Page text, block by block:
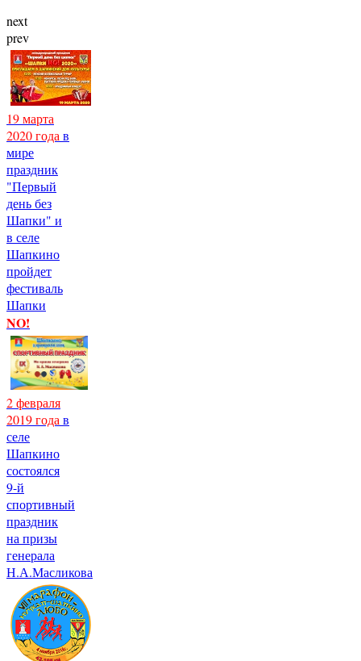
next
prev
19 марта
2020 года в
мире
праздник
"Первый
день без
Шапки" и
в селе
Шапкино
пройдет
фестиваль
Шапки
NO!
2 февраля
2019 года в
селе
Шапкино
состоялся
9-й
спортивный
праздник
на призы
генерала
Н.А.Масликова